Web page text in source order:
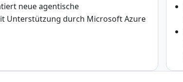
neue agentische
Unterstützung durch Microsoft Azure